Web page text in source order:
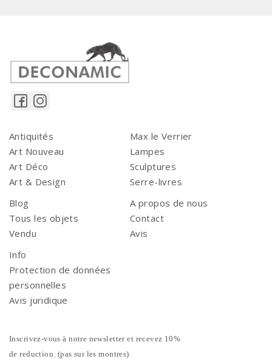
Antiquités
Art Nouveau
Art Déco
Art & Design
Max le Verrier
Lampes
Sculptures
Serre-livres
Blog
Tous les objets
Vendu
A propos de nous
Contact
Avis
Info
Protection de données
personnelles
Avis juridique
Inscrivez-vous à notre newsletter et recevez 10%
de reduction. (pas sur les montres)